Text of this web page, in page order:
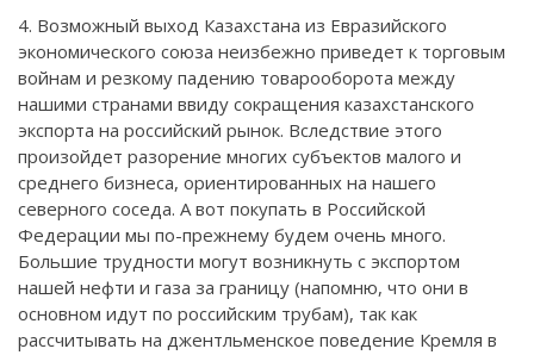
4. Возможный выход Казахстана из Евразийского
экономического союза неизбежно приведет к торговым
войнам и резкому падению товарооборота между
нашими странами ввиду сокращения казахстанского
экспорта на российский рынок. Вследствие этого
произойдет разорение многих субъектов малого и
среднего бизнеса, ориентированных на нашего
северного соседа. А вот покупать в Российской
Федерации мы по-прежнему будем очень много.
Большие трудности могут возникнуть с экспортом
нашей нефти и газа за границу (напомню, что они в
основном идут по российским трубам), так как
рассчитывать на джентльменское поведение Кремля в